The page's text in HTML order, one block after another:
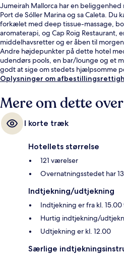
Jumeirah Mallorca har en
Port de Sóller Marina og sa Caleta. Du
forkælet med deep tissue-massage,
aromaterapi, og Cap Roig Restaurant,
middelhavsretter og er åben til
Andre højdepunkter på dette hotel
udendørs pools, en bar/lounge og et
godt at sige om stedets hjælpsomme
Oplysninger om
Mere om dette
I korte træk
Hotellets størrelse
121 værelser
Overnatningsstedet har
Indtjekning/udtjekning
Indtjekning er fra kl.
Hurtig indtjekning/
Udtjekning er kl. 12.00
Særlige